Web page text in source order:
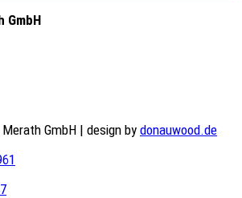
GmbH
GmbH | design by donauwood.de